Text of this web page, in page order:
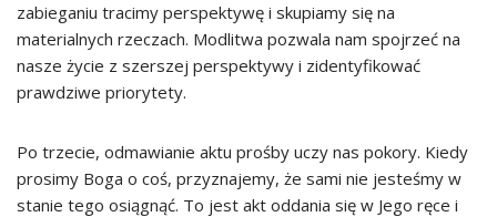
zabieganiu tracimy perspektywę i skupiamy się na
materialnych rzeczach. Modlitwa pozwala nam spojrzeć na
nasze życie z szerszej perspektywy i zidentyfikować
prawdziwe priorytety.
Po trzecie, odmawianie aktu prośby uczy nas pokory. Kiedy
prosimy Boga o coś, przyznajemy, że sami nie jesteśmy w
stanie tego osiągnąć. To jest akt oddania się w Jego ręce i